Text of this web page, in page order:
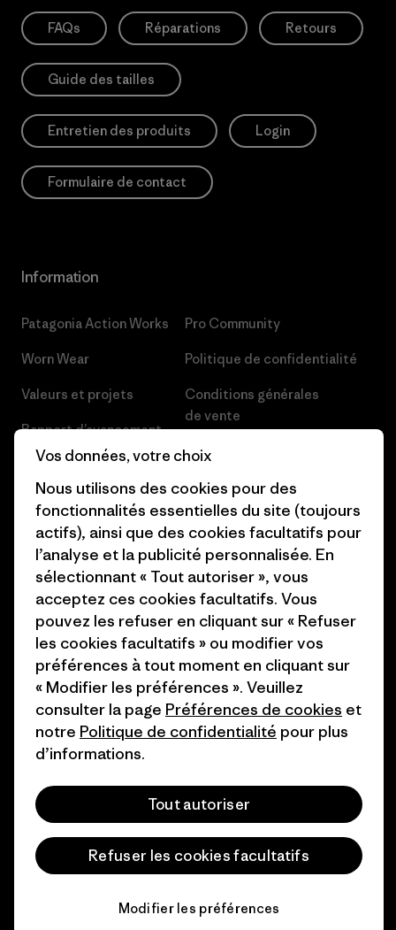
FAQs Réparations Retours
Guide des tailles
Entretien des produits Login
Formulaire de contact
Information
Patagonia Action Works
Worn Wear
Valeurs et projets
Rapport d’avancement
Business Unusual
Objectifs climatiques
1% For The Planet
Comment nous finançons
Cartes cadeaux
Nos magasins
Pro Community
Politique de confidentialité
Conditions générales
de vente
Préférences de cookie
Carrières
Presse et media
Industry program
Programme d’affiliation
Patagonia France Plan du site
© 2026 Patagonia, Inc. All Rights Reserved.
Vos données, votre choix
Nous utilisons des cookies pour des
fonctionnalités essentielles du site (toujours
actifs), ainsi que des cookies facultatifs pour
l’analyse et la publicité personnalisée. En
sélectionnant « Tout autoriser », vous
acceptez ces cookies facultatifs. Vous
pouvez les refuser en cliquant sur « Refuser
les cookies facultatifs » ou modifier vos
préférences à tout moment en cliquant sur
« Modifier les préférences ». Veuillez
consulter la page Préférences de cookies et
notre Politique de confidentialité pour plus
d’informations.
Tout autoriser
Refuser les cookies facultatifs
Modifier les préférences